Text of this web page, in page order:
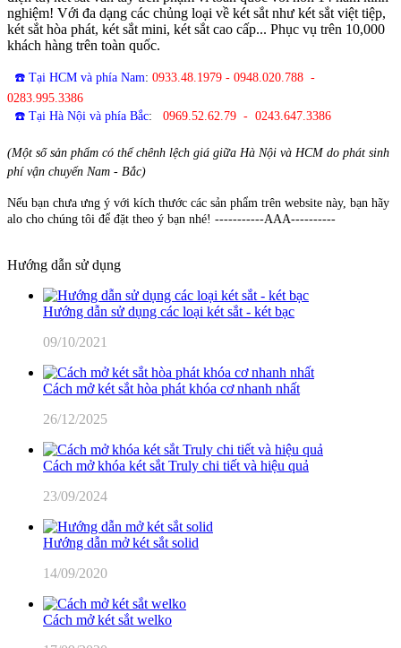
nghiệm! Với đa dạng các chủng loại về két sắt như két sắt việt tiệp,
két sắt hòa phát, két sắt mini, két sắt cao cấp... Phục vụ trên 10,000
khách hàng trên toàn quốc.
☎️ Tại HCM và phía Nam: 0933.48.1979 - 0948.020.788 -
0283.995.3386
☎️ Tại Hà Nội và phía Bắc: 0969.52.62.79 - 0243.647.3386
(Một số sản phẩm có thể chênh lệch giá giữa Hà Nội và HCM do phát sinh
phí vận chuyển Nam - Bắc)
Nếu bạn chưa ưng ý với kích thước các sản phẩm trên website này, bạn hãy
alo cho chúng tôi để đặt theo ý bạn nhé! -----------AAA----------
Hướng dẫn sử dụng
Hướng dẫn sử dụng các loại két sắt - két bạc
09/10/2021
Cách mở két sắt hòa phát khóa cơ nhanh nhất
26/12/2025
Cách mở khóa két sắt Truly chi tiết và hiệu quả
23/09/2024
Hướng dẫn mở két sắt solid
14/09/2020
Cách mở két sắt welko